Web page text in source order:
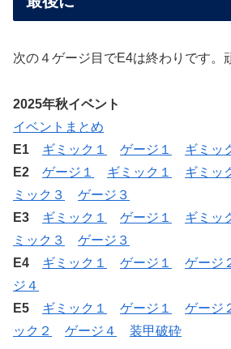
次の４ゲージ目でE4は終わりです。
2025年秋イベント
イベントまとめ
E1
ギミック１ ゲージ１ ギミッ
E2
ゲージ１ ギミック１ ギミッ
ミック３
ゲージ３
E3
ギミック１ ゲージ１ ギミッ
ミック３
ゲージ３
E4
ギミック１ ゲージ１ ゲージ
ジ４
E5
ギミック１ ゲージ１ ゲージ
ック２
ゲージ４ 装甲破砕